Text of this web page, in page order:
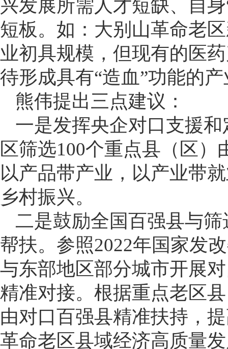
兴发展所需人才短缺、自
短板。如：大别山革命老
业初具规模，但现有的医
待形成具有“造血”功能的
熊伟提出三点建议：
一是发挥央企对口支援
区筛选100个重点县（区
以产品带产业，以产业带
乡村振兴。
二是鼓励全国百强县与
帮扶。参照2022年国家发
与东部地区部分城市开展
精准对接。根据重点老区
由对口百强县精准扶持，
革命老区县域经济高质量